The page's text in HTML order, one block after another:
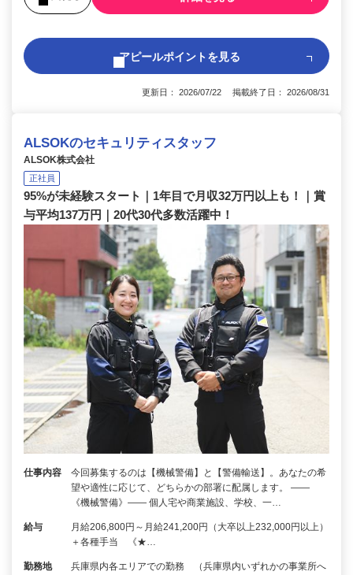
アピールポイントを見る
更新日： 2026/07/22 掲載終了日： 2026/08/31
ALSOKのセキュリティスタッフ
ALSOK株式会社
正社員
95%が未経験スタート｜1年目で月収32万円以上も！｜賞
与平均137万円｜20代30代多数活躍中！
仕事内容
今回募集するのは【機械警備】と【警備輸送】。あなたの希
望や適性に応じて、どちらかの部署に配属します。 ――
《機械警備》―― 個人宅や商業施設、学校、一…
給与
月給206,800円～月給241,200円（大卒以上232,000円以上）
＋各種手当 《★…
勤務地
兵庫県内各エリアでの勤務 （兵庫県内いずれかの事業所へ